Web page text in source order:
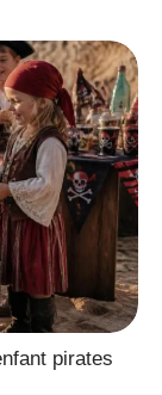
pirates